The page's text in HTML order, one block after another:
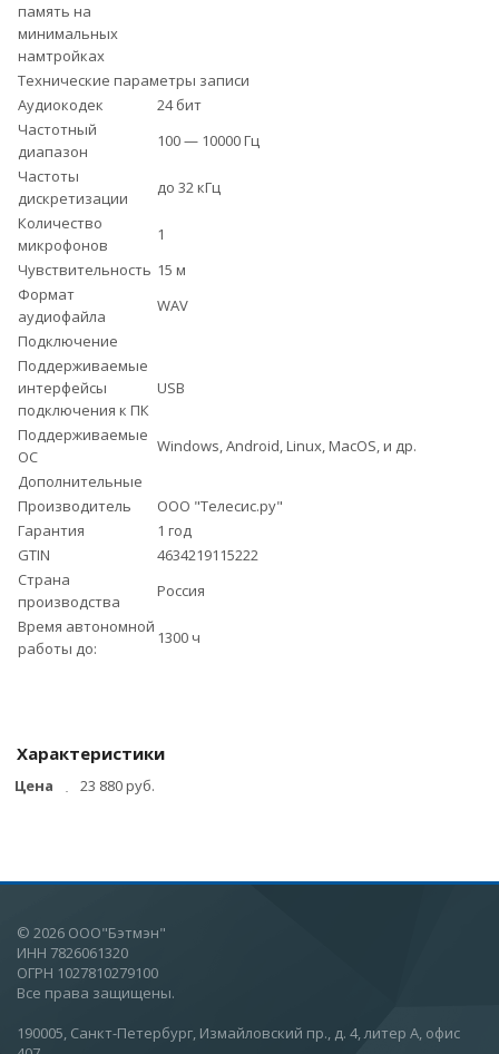
память на
минимальных
намтройках
Технические параметры записи
Аудиокодек
24 бит
Частотный
диапазон
100 — 10000 Гц
Частоты
дискретизации
до 32 кГц
Количество
микрофонов
1
Чувствительность 15 м
Формат
аудиофайла
WAV
Подключение
Поддерживаемые
интерфейсы
подключения к ПК
USB
Поддерживаемые
ОС
Windows, Android, Linux, MacOS, и др.
Дополнительные
Производитель
ООО "Телесис.ру"
Гарантия
1 год
GTIN
4634219115222
Страна
производства
Россия
Время автономной
работы до:
1300 ч
Характеристики
Цена 23 880 руб.
© 2026 ООО"Бэтмэн"
ИНН 7826061320
ОГРН 1027810279100
Все права защищены.
190005, Санкт-Петербург, Измайловский пр., д. 4, литер А, офис